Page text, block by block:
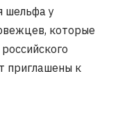
шельфа у
которые
приглашены к